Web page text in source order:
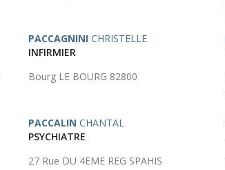
PACCAGNINI CHRISTELLE
INFIRMIER
Bourg LE BOURG 82800
PACCALIN CHANTAL
PSYCHIATRE
27 Rue DU 4EME REG SPAHIS